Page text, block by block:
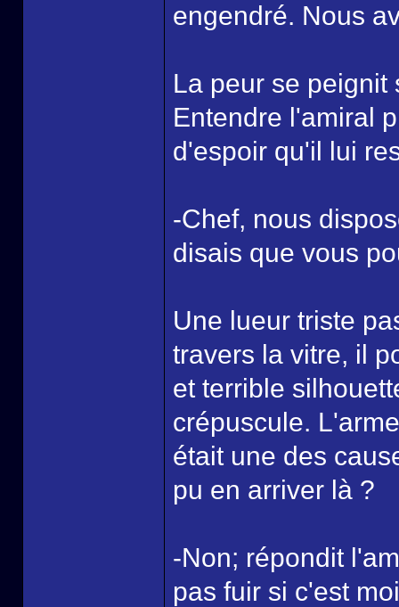
engendré. Nous
La peur se peignit
Entendre l'amiral
d'espoir qu'il lui
-Chef, nous
disais que vous
Une lueur triste
travers la vitre, il
et terrible
crépuscule.
était une des
pu en arriver là ?
-Non; répondit
pas fuir si c'est